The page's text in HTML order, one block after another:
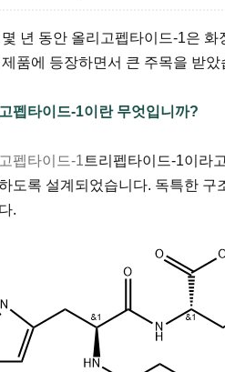
년 동안 올리고펩타이드-1은
제품에 등장하면서 큰 주목을 받
펩타이드-1이란 무엇입니까?
펩타이드-1 트리펩타이드-1이라
도록 설계되었습니다. 독특한
.